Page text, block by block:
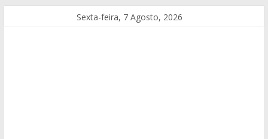
Sexta-feira, 7 Agosto, 2026